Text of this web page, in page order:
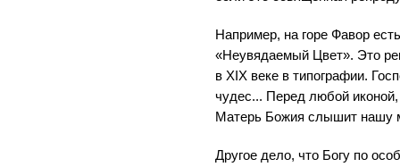
Например, на горе Фавор
«Неувядаемый Цвет». Это
в XIX веке в типографии.
чудес... Перед любой
Матерь Божия слышит нашу
Другое дело, что Богу по